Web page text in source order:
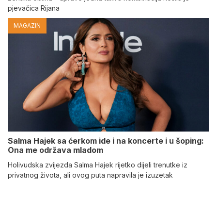
pjevačica Rijana
MAGAZIN
Salma Hajek sa ćerkom ide i na koncerte i u šoping:
Ona me održava mladom
Holivudska zvijezda Salma Hajek rijetko dijeli trenutke iz
privatnog života, ali ovog puta napravila je izuzetak